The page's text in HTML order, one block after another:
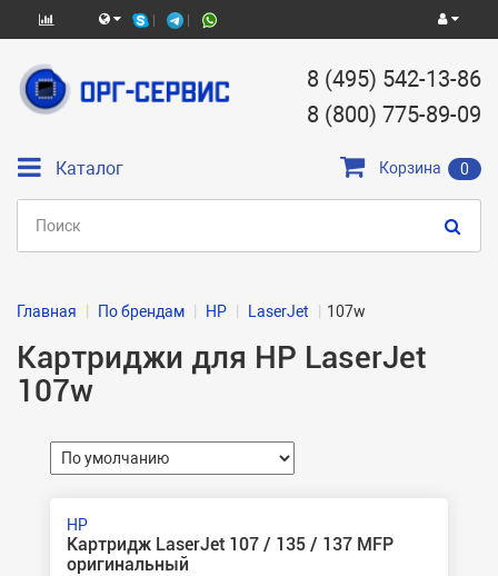
8 (495) 542-13-86
8 (800) 775-89-09
Каталог Корзина 0
Главная По брендам HP LaserJet 107w
Картриджи для HP LaserJet
107w
HP
Картридж LaserJet 107 / 135 / 137 MFP
оригинальный